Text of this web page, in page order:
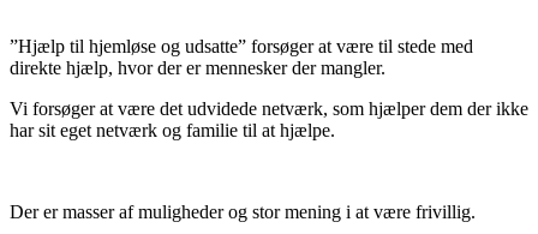
”Hjælp til hjemløse og udsatte” forsøger at være til stede med
direkte hjælp, hvor der er mennesker der mangler.
Vi forsøger at være det udvidede netværk, som hjælper dem der ikke
har sit eget netværk og familie til at hjælpe.
Der er masser af muligheder og stor mening i at være frivillig.